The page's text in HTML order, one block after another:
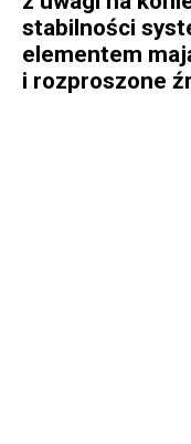
stabilności
elementem
i rozproszone